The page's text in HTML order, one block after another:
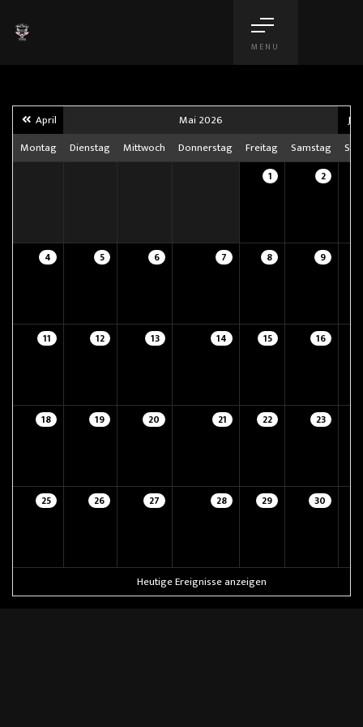
MENU
April Mai 2026
Montag
Dienstag Mittwoch Donnerstag Freitag Samstag
1 2
4 5 6 7 8 9
11 12 13 14 15 16
18 19 20 21 22 23
25 26 27 28 29 30
Heutige Ereignisse anzeigen